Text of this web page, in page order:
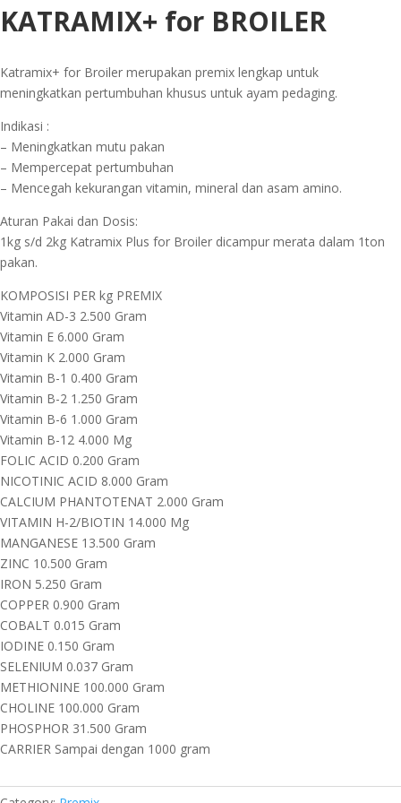
KATRAMIX+ for BROILER
Katramix+ for Broiler merupakan premix lengkap untuk
meningkatkan pertumbuhan khusus untuk ayam pedaging.
Indikasi :
– Meningkatkan mutu pakan
– Mempercepat pertumbuhan
– Mencegah kekurangan vitamin, mineral dan asam amino.
Aturan Pakai dan Dosis:
1kg s/d 2kg Katramix Plus for Broiler dicampur merata dalam 1ton
pakan.
KOMPOSISI PER kg PREMIX
Vitamin AD-3 2.500 Gram
Vitamin E 6.000 Gram
Vitamin K 2.000 Gram
Vitamin B-1 0.400 Gram
Vitamin B-2 1.250 Gram
Vitamin B-6 1.000 Gram
Vitamin B-12 4.000 Mg
FOLIC ACID 0.200 Gram
NICOTINIC ACID 8.000 Gram
CALCIUM PHANTOTENAT 2.000 Gram
VITAMIN H-2/BIOTIN 14.000 Mg
MANGANESE 13.500 Gram
ZINC 10.500 Gram
IRON 5.250 Gram
COPPER 0.900 Gram
COBALT 0.015 Gram
IODINE 0.150 Gram
SELENIUM 0.037 Gram
METHIONINE 100.000 Gram
CHOLINE 100.000 Gram
PHOSPHOR 31.500 Gram
CARRIER Sampai dengan 1000 gram